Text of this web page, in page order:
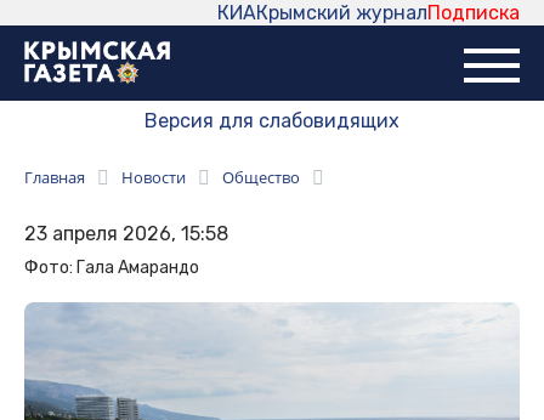
Подписка
Крымский журнал
КИА
Версия для слабовидящих
Главная Новости Общество
23 апреля 2026, 15:58
Фото: Гала Амарандо